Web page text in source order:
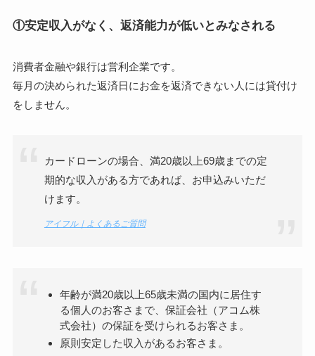
①安定収入がなく、返済能力が低いとみなされる
消費者金融や銀行は営利企業です。
毎月の決められた返済日にお金を返済できない人には貸付け
をしません。
カードローンの場合、満20歳以上69歳までの定
期的な収入がある方であれば、お申込みいただ
けます。
アイフル｜よくあるご質問
年齢が満20歳以上65歳未満の国内に居住す
る個人のお客さまで、保証会社（アコム株
式会社）の保証を受けられるお客さま。
原則安定した収入があるお客さま。